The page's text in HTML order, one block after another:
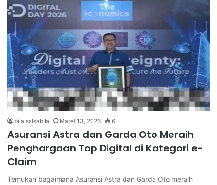
bila salsabila Maret 13, 2026 6
Asuransi Astra dan Garda Oto Meraih
Penghargaan Top Digital di Kategori e-
Claim
Temukan bagaimana Asuransi Astra dan Garda Oto meraih